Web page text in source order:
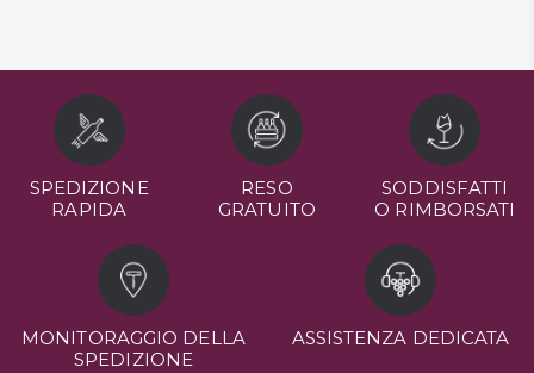
SPEDIZIONE
RAPIDA
RESO
GRATUITO
SODDISFATTI
O RIMBORSATI
MONITORAGGIO DELLA
SPEDIZIONE
ASSISTENZA DEDICATA